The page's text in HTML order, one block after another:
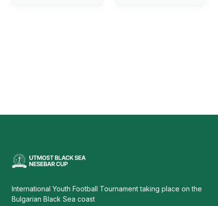
International Youth Football Tournament taking place on the
Bulgarian Black Sea coast